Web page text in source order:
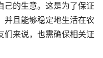
己的生意。这是为了保证
并且能够稳定地生活在农
们来说，也需确保相关证